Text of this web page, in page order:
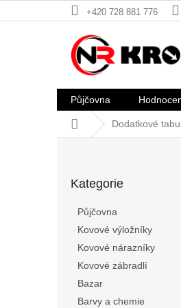
na
+420 728 881 776
Půjčovna
Domů Dodatkové
kategorie
Kategorie
Půjčovna
Kovové výložníky
Kovové nárazníky
Kovové zábradlí
Bazar
Barvy a chemie